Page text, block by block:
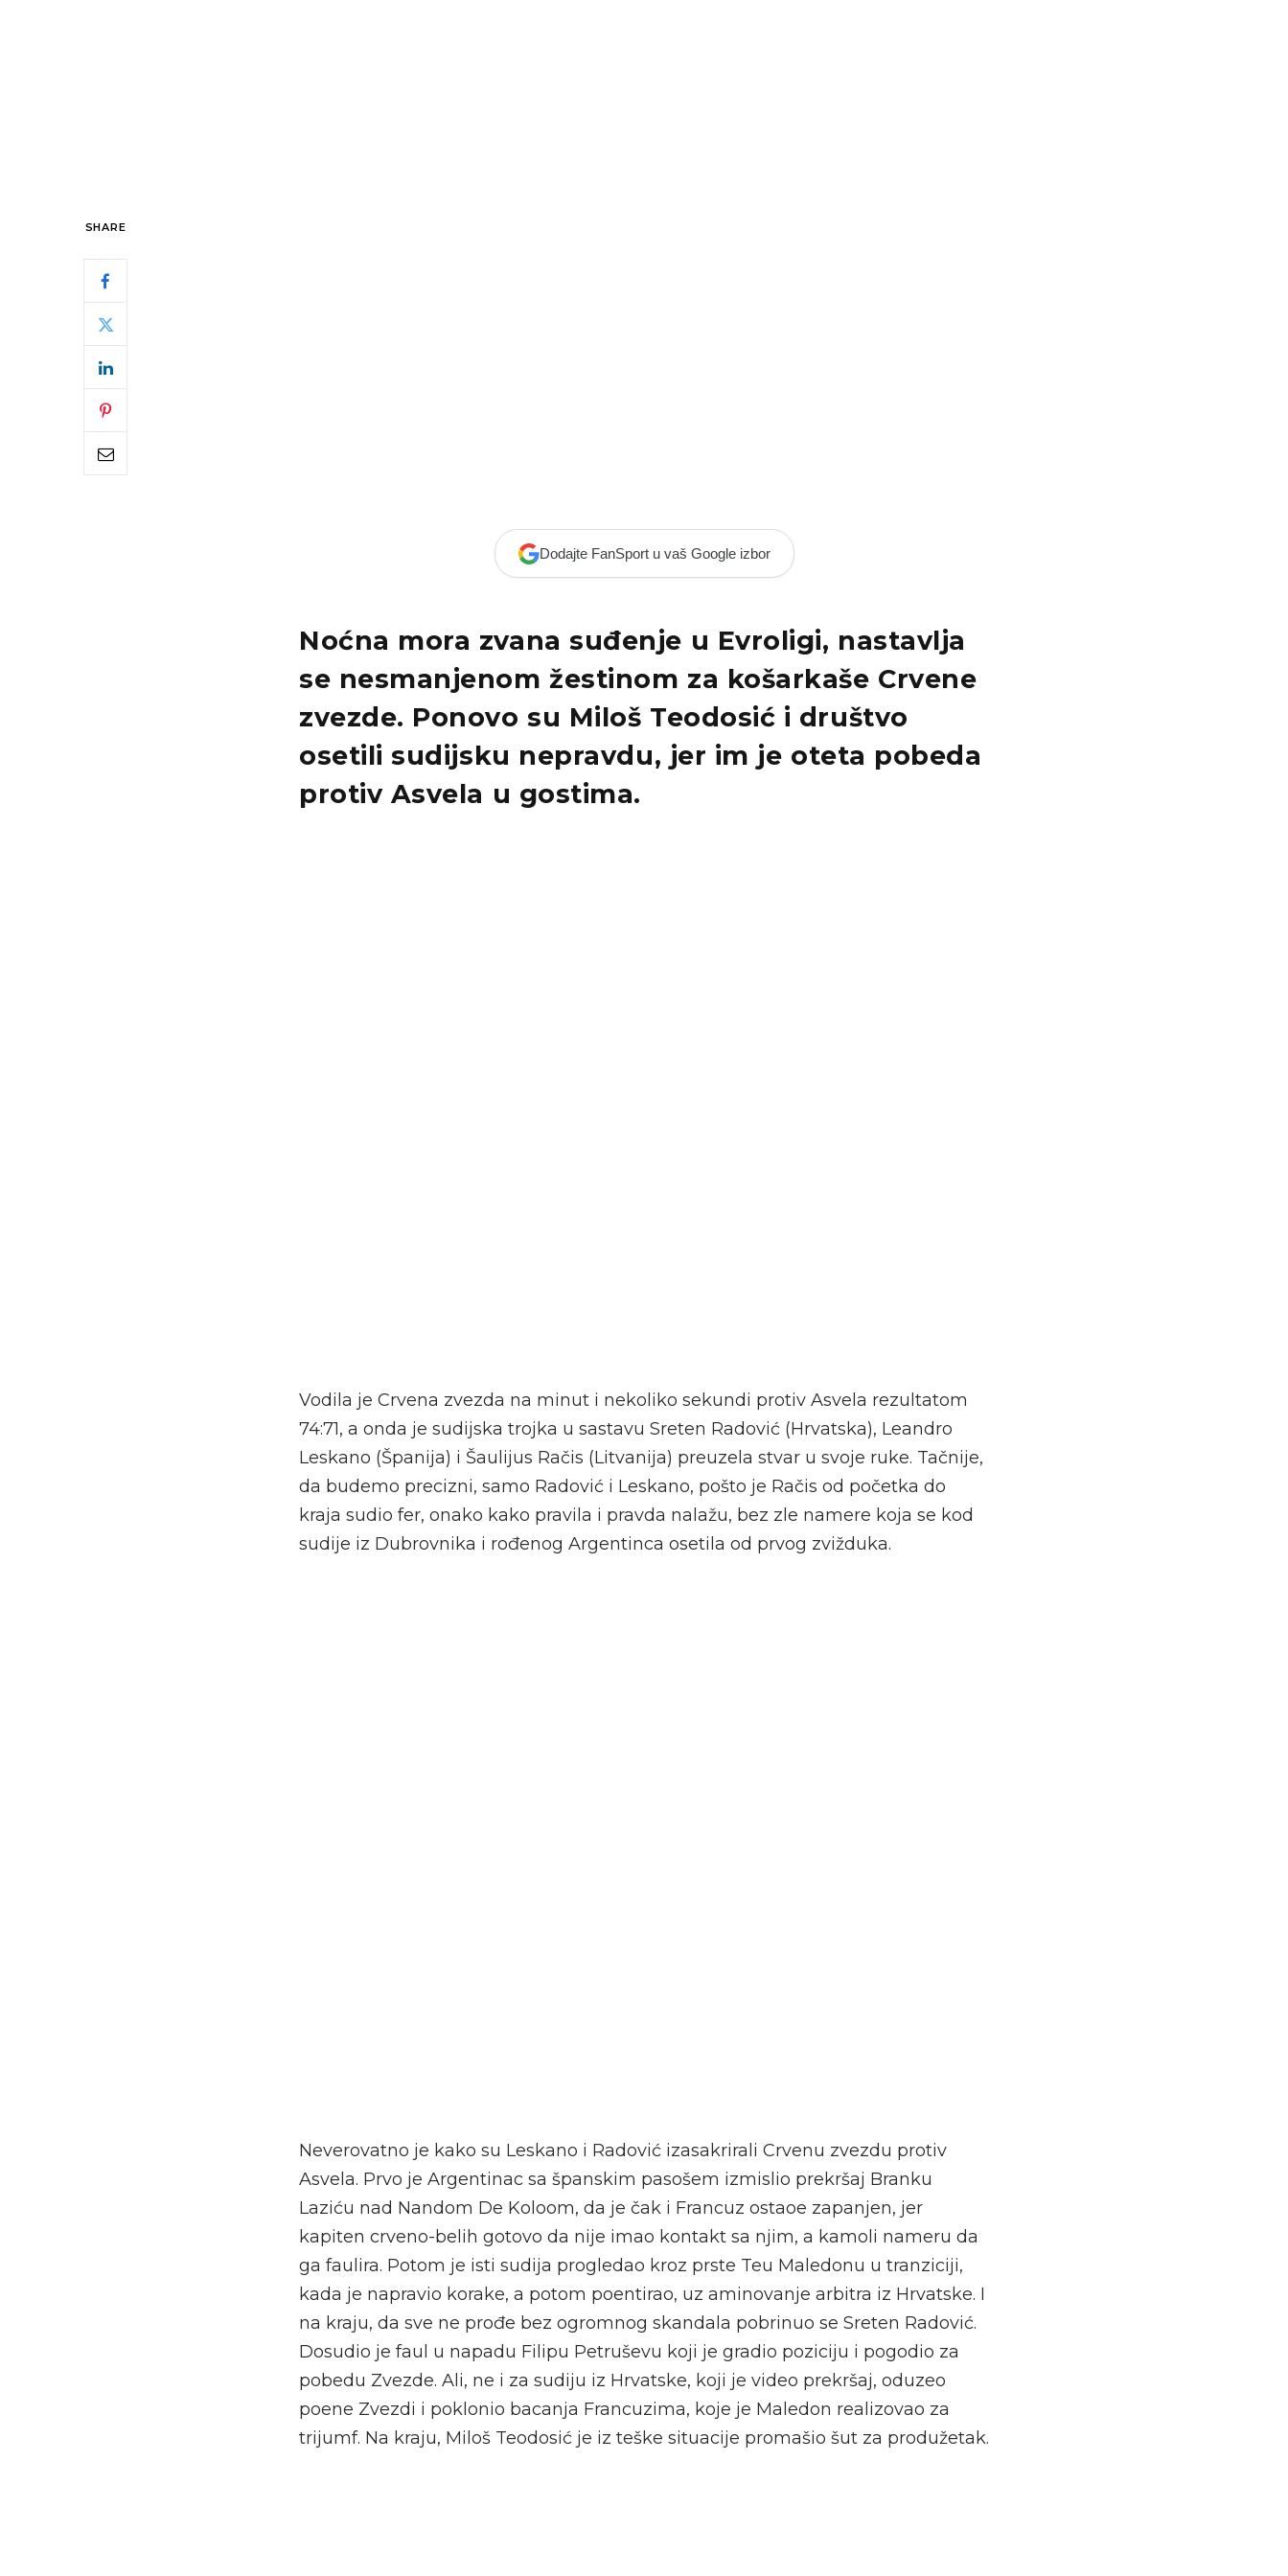
SHARE
Dodajte FanSport u vaš Google izbor
Noćna mora zvana suđenje u Evroligi, nastavlja
se nesmanjenom žestinom za košarkaše Crvene
zvezde. Ponovo su Miloš Teodosić i društvo
osetili sudijsku nepravdu, jer im je oteta pobeda
protiv Asvela u gostima.
Vodila je Crvena zvezda na minut i nekoliko sekundi protiv Asvela rezultatom
74:71, a onda je sudijska trojka u sastavu Sreten Radović (Hrvatska), Leandro
Leskano (Španija) i Šaulijus Račis (Litvanija) preuzela stvar u svoje ruke. Tačnije,
da budemo precizni, samo Radović i Leskano, pošto je Račis od početka do
kraja sudio fer, onako kako pravila i pravda nalažu, bez zle namere koja se kod
sudije iz Dubrovnika i rođenog Argentinca osetila od prvog zvižduka.
Neverovatno je kako su Leskano i Radović izasakrirali Crvenu zvezdu protiv
Asvela. Prvo je Argentinac sa španskim pasošem izmislio prekršaj Branku
Laziću nad Nandom De Koloom, da je čak i Francuz ostaoe zapanjen, jer
kapiten crveno-belih gotovo da nije imao kontakt sa njim, a kamoli nameru da
ga faulira. Potom je isti sudija progledao kroz prste Teu Maledonu u tranziciji,
kada je napravio korake, a potom poentirao, uz aminovanje arbitra iz Hrvatske. I
na kraju, da sve ne prođe bez ogromnog skandala pobrinuo se Sreten Radović.
Dosudio je faul u napadu Filipu Petruševu koji je gradio poziciju i pogodio za
pobedu Zvezde. Ali, ne i za sudiju iz Hrvatske, koji je video prekršaj, oduzeo
poene Zvezdi i poklonio bacanja Francuzima, koje je Maledon realizovao za
trijumf. Na kraju, Miloš Teodosić je iz teške situacije promašio šut za produžetak.